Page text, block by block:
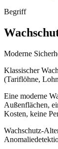
Begriff
Moderne
Klassischer
(Tariflöhne,
Eine moderne
Außenflächen,
Kosten, keine
Wachschutz-